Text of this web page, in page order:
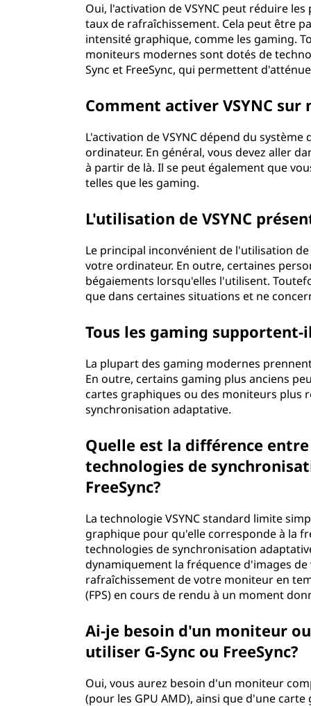
Oui, l'activation de VSYNC peut réduire
taux de rafraîchissement. Cela peut être
intensité graphique, comme les gaming.
moniteurs modernes sont dotés de
Sync et FreeSync, qui permettent
Comment activer VSYNC
L'activation de VSYNC dépend du
ordinateur. En général, vous devez aller
à partir de là. Il se peut également que
telles que les gaming.
L'utilisation de VSYNC
Le principal inconvénient de l'utilisation
votre ordinateur. En outre, certaines
bégaiements lorsqu'elles l'utilisent.
que dans certaines situations et ne
Tous les gaming supportent-
La plupart des gaming modernes
En outre, certains gaming plus anciens
cartes graphiques ou des moniteurs plus
synchronisation adaptative.
Quelle est la différence
technologies de
FreeSync?
La technologie VSYNC standard limite
graphique pour qu'elle corresponde à la
technologies de synchronisation
dynamiquement la fréquence d'images
rafraîchissement de votre moniteur en
(FPS) en cours de rendu à un moment
Ai-je besoin d'un moniteur
utiliser G-Sync ou FreeSync?
Oui, vous aurez besoin d'un moniteur
(pour les GPU AMD), ainsi que d'une